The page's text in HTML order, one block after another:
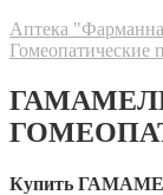
Аптека
Гомеопатические
Купить